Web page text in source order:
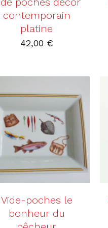
contemporain
platine
42,00 €
AU PANIER
/
DÉTAILS
Vide-poches le
bonheur du